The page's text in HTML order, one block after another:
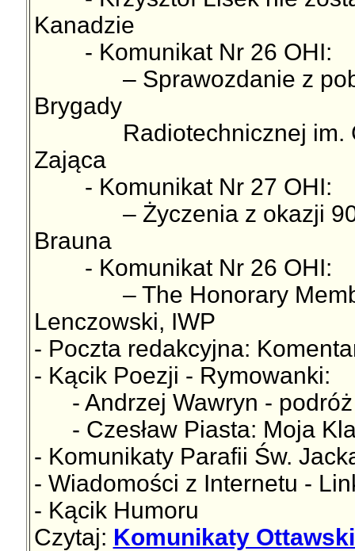
Kanadzie
- Komunikat Nr 26 OHI:
– Sprawozdanie z
Brygady
Radiotechnicznej im.
Zająca
- Komunikat Nr 27 OHI:
– Życzenia z okazji 90.
Brauna
- Komunikat Nr 26 OHI:
– The Honorary
Lenczowski, IWP
- Poczta redakcyjna:
- Kącik Poezji - Rymowanki:
- Andrzej Wawryn - podróż
- Czesław Piasta: Moja
- Komunikaty Parafii Św.
- Wiadomości z Internetu -
- Kącik Humoru
Czytaj: Komunikaty